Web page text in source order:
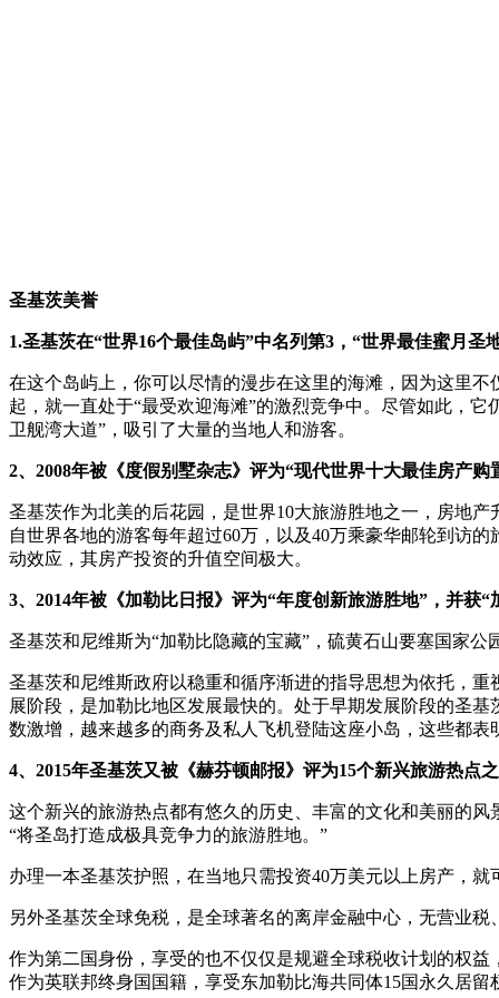
圣基茨美誉
1.圣基茨在“世界16个最佳岛屿”中名列第3，“世界最佳蜜月圣
在这个岛屿上，你可以尽情的漫步在这里的海滩，因为这里
起，就一直处于“最受欢迎海滩”的激烈竞争中。尽管如此，
卫舰湾大道”，吸引了大量的当地人和游客。
2、2008年被《度假别墅杂志》评为“现代世界十大最佳房产购
圣基茨作为北美的后花园，是世界10大旅游胜地之一，房地
自世界各地的游客每年超过60万，以及40万乘豪华邮轮到访
动效应，其房产投资的升值空间极大。
3、2014年被《加勒比日报》评为“年度创新旅游胜地”，并获
圣基茨和尼维斯为“加勒比隐藏的宝藏”，硫黄石山要塞国家公
圣基茨和尼维斯政府以稳重和循序渐进的指导思想为依托，
展阶段，是加勒比地区发展最快的。处于早期发展阶段的圣
数激增，越来越多的商务及私人飞机登陆这座小岛，这些都
4、2015年圣基茨又被《赫芬顿邮报》评为15个新兴旅游热点
这个新兴的旅游热点都有悠久的历史、丰富的文化和美丽的
“将圣岛打造成极具竞争力的旅游胜地。”
办理一本圣基茨护照，在当地只需投资40万美元以上房产，
另外圣基茨全球免税，是全球著名的离岸金融中心，无营业
作为第二国身份，享受的也不仅仅是规避全球税收计划的权
作为英联邦终身国国籍，享受东加勒比海共同体15国永久居